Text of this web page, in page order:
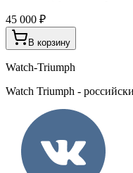
45 000 ₽
В корзину
Watch-Triumph
Watch Triumph -